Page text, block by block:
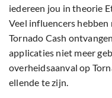
iedereen jou in theorie
Veel influencers
Tornado Cash
applicaties niet meer
overheidsaanval op
ellende te zijn.